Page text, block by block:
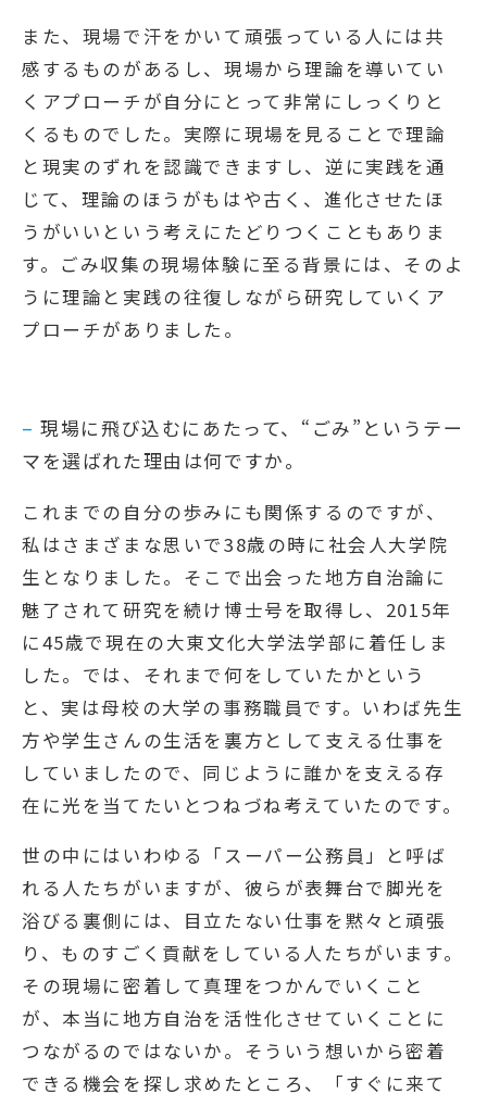
また、現場で汗をかいて頑張っている人には共
感するものがあるし、現場から理論を導いてい
くアプローチが自分にとって非常にしっくりと
くるものでした。実際に現場を見ることで理論
と現実のずれを認識できますし、逆に実践を通
じて、理論のほうがもはや古く、進化させたほ
うがいいという考えにたどりつくこともありま
す。ごみ収集の現場体験に至る背景には、そのよ
うに理論と実践の往復しながら研究していくア
プローチがありました。
– 現場に飛び込むにあたって、“ごみ”というテー
マを選ばれた理由は何ですか。
これまでの自分の歩みにも関係するのですが、
私はさまざまな思いで38歳の時に社会人大学院
生となりました。そこで出会った地方自治論に
魅了されて研究を続け博士号を取得し、2015年
に45歳で現在の大東文化大学法学部に着任しま
した。では、それまで何をしていたかという
と、実は母校の大学の事務職員です。いわば先生
方や学生さんの生活を裏方として支える仕事を
していましたので、同じように誰かを支える存
在に光を当てたいとつねづね考えていたのです。
世の中にはいわゆる「スーパー公務員」と呼ば
れる人たちがいますが、彼らが表舞台で脚光を
浴びる裏側には、目立たない仕事を黙々と頑張
り、ものすごく貢献をしている人たちがいます。
その現場に密着して真理をつかんでいくこと
が、本当に地方自治を活性化させていくことに
つながるのではないか。そういう想いから密着
できる機会を探し求めたところ、「すぐに来て